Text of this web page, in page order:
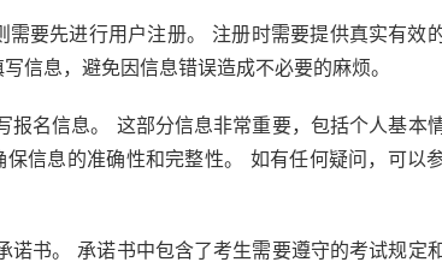
要先进行用户注册。 注册时需要提供真实有效
信息，避免因信息错误造成不必要的麻烦。
名信息。 这部分信息非常重要，包括个人基本情
信息的准确性和完整性。 如有任何疑问，可以
书。 承诺书中包含了考生需要遵守的考试规定